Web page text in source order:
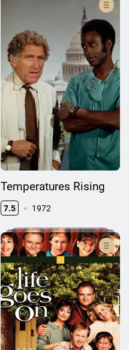
Temperatures Rising
7.5 1972